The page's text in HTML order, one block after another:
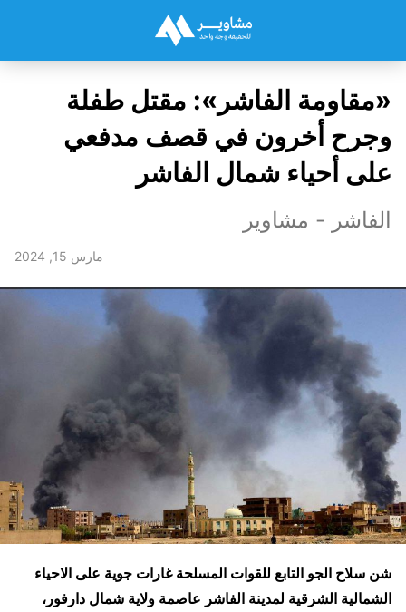
«مقاومة الفاشر»: مقتل طفلة
وجرح أخرون في قصف مدفعي
على أحياء شمال الفاشر
الفاشر - مشاوير
مارس 15, 2024
شن سلاح الجو التابع للقوات المسلحة غارات جوية على الاحياء
الشمالية الشرقية لمدينة الفاشر عاصمة ولاية شمال دارفور،